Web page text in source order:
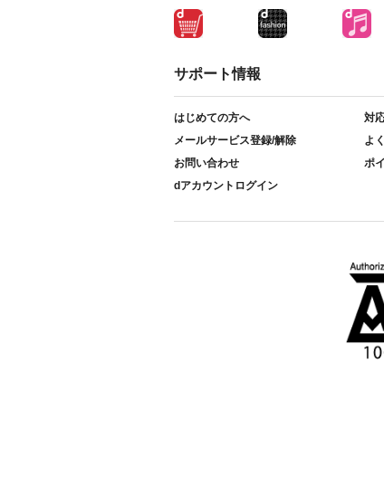
サポート情報
はじめての方へ
対
メールサービス登録/解除
よ
お問い合わせ
ポ
dアカウントログイン